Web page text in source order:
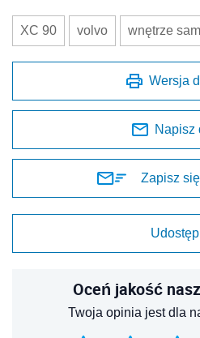
XC 90 volvo wnętrze
Wersja
Napisz
Zapisz
Oceń jakość
Twoja opinia jest dla